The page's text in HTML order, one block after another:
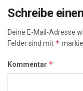
Schreibe
Deine E-Mail-Adresse
Felder sind mit *
Kommentar *